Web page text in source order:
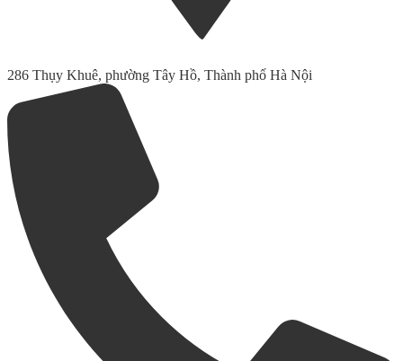
286 Thụy Khuê, phường Tây Hồ, Thành phố Hà Nội